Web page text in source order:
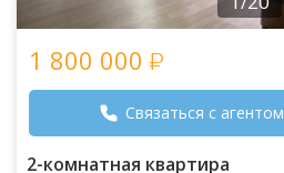
1 800 000
Связаться с агентом
2-комнатная квартира